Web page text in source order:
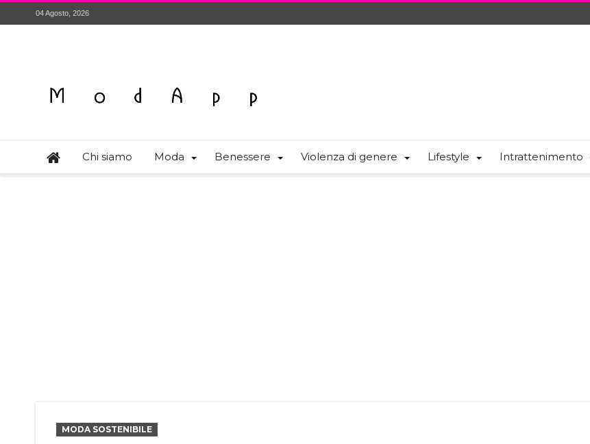
04 Agosto, 2026
Chi siamo Moda Benessere Violenza di genere Lifestyle Intrattenimento
MODA SOSTENIBILE